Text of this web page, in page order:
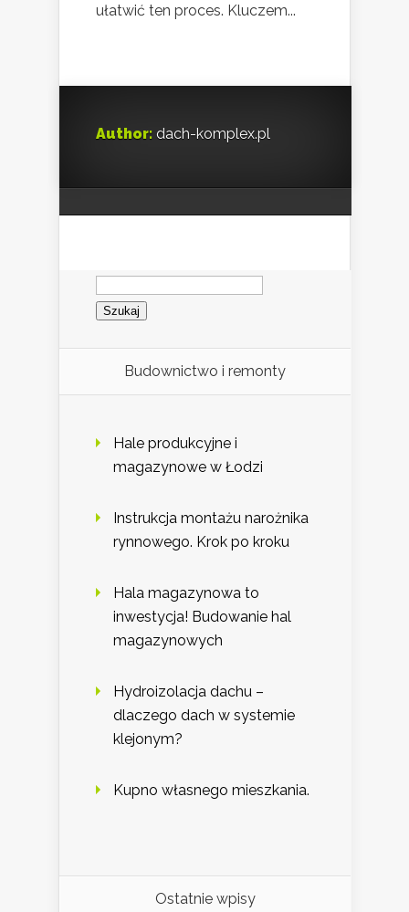
ułatwić ten proces. Kluczem...
Author: dach-komplex.pl
Szukaj:
Budownictwo i remonty
Hale produkcyjne i
magazynowe w Łodzi
Instrukcja montażu narożnika
rynnowego. Krok po kroku
Hala magazynowa to
inwestycja! Budowanie hal
magazynowych
Hydroizolacja dachu –
dlaczego dach w systemie
klejonym?
Kupno własnego mieszkania.
Ostatnie wpisy